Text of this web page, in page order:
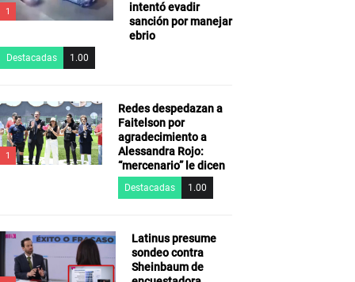
1
intentó evadir
sanción por manejar
ebrio
Destacadas 1.00
1
Redes despedazan a
Faitelson por
agradecimiento a
Alessandra Rojo:
“mercenario” le dicen
Destacadas 1.00
Latinus presume
sondeo contra
Sheinbaum de